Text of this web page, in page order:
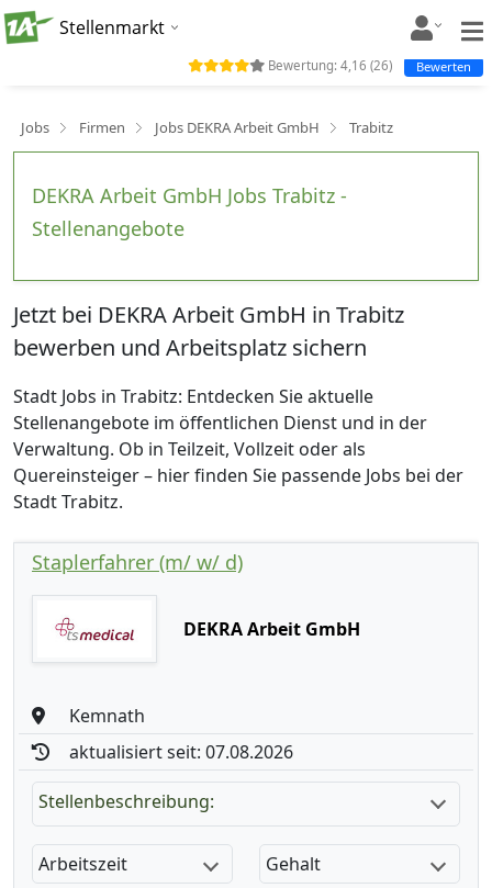
Stellenmarkt
Jobs Firmen Jobs DEKRA Arbeit GmbH Trabitz
DEKRA Arbeit GmbH Jobs Trabitz -
Stellenangebote
Bewertung: 4,16 (26) Bewerten
Jetzt bei DEKRA Arbeit GmbH in Trabitz
bewerben und Arbeitsplatz sichern
Stadt Jobs in Trabitz: Entdecken Sie aktuelle
Stellenangebote im öffentlichen Dienst und in der
Verwaltung. Ob in Teilzeit, Vollzeit oder als
Quereinsteiger – hier finden Sie passende Jobs bei der
Stadt Trabitz.
Staplerfahrer (m/ w/ d)
DEKRA Arbeit GmbH
Kemnath
aktualisiert seit: 07.08.2026
Stellenbeschreibung:
Arbeitszeit Gehalt